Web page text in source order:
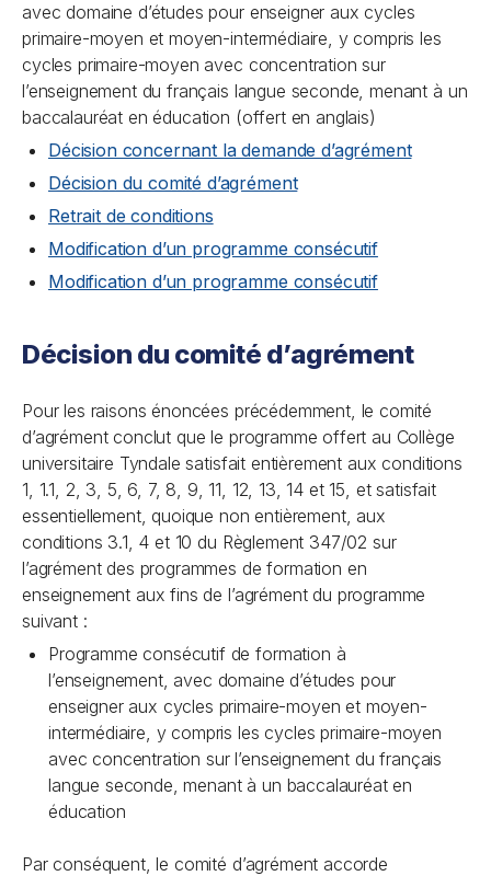
avec domaine d’études pour enseigner aux cycles
primaire-moyen et moyen-intermédiaire, y compris les
cycles primaire-moyen avec concentration sur
l’enseignement du français langue seconde, menant à un
baccalauréat en éducation (offert en anglais)
Décision concernant la demande d’agrément
Décision du comité d’agrément
Retrait de conditions
Modification d’un programme consécutif
Modification d’un programme consécutif
Décision du comité d’agrément
Pour les raisons énoncées précédemment, le comité
d’agrément conclut que le programme offert au Collège
universitaire Tyndale satisfait entièrement aux conditions
1, 1.1, 2, 3, 5, 6, 7, 8, 9, 11, 12, 13, 14 et 15, et satisfait
essentiellement, quoique non entièrement, aux
conditions 3.1, 4 et 10 du Règlement 347/02 sur
l’agrément des programmes de formation en
enseignement aux fins de l’agrément du programme
suivant :
Programme consécutif de formation à
l’enseignement, avec domaine d’études pour
enseigner aux cycles primaire-moyen et moyen-
intermédiaire, y compris les cycles primaire-moyen
avec concentration sur l’enseignement du français
langue seconde, menant à un baccalauréat en
éducation
Par conséquent, le comité d’agrément accorde